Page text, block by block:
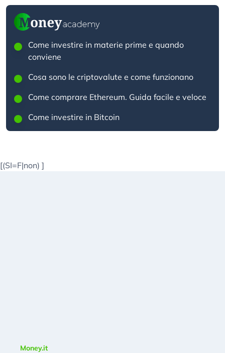
Come investire in materie prime e quando
conviene
Cosa sono le criptovalute e come funzionano
Come comprare Ethereum. Guida facile e veloce
Come investire in Bitcoin
[(SI=F|non) ]
Money.it